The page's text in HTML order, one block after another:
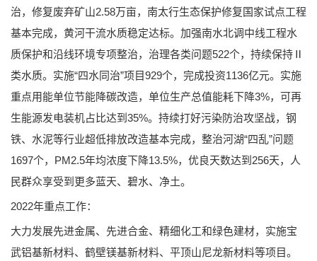
治，修复废弃矿山2.58万亩，南太行生态保护修复国家试点工程
基本完成，黄河干流水质稳定达标。加强南水北调中线工程水
质保护和沿线环境专项整治，治理各类问题522个，持续保持Ⅱ
类水质。实施“四水同治”项目929个，完成投资1136亿元。实施
重点用能单位节能降碳改造，单位生产总值能耗下降3%，可再
生能源发电装机占比达到35%。持续打好污染防治攻坚战，钢
铁、水泥等行业超低排放改造基本完成，整治河湖“四乱”问题
1697个，PM2.5年均浓度下降13.5%，优良天数达到256天，人
民群众享受到更多蓝天、碧水、净土。
2022年重点工作：
大力发展先进金属、先进合金、精细化工和绿色建材，实施宝
武铝基新材料、鹤壁镁基新材料、平顶山尼龙新材料等项目。